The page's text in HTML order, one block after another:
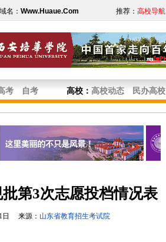
名： Www.Huaue.Com 推荐： 高校导航
考 自考 高校： 高校动态 民办高校
第3次志愿投档情况表
来源： 山东省教育招生考试院